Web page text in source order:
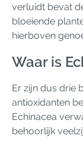
verluidt bevat
bloeiende
hierboven
Waar is
Er zijn dus drie
antioxidanten
Echinacea
behoorlijk